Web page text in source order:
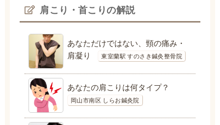
肩こり・首こりの解説
あなただけではない、頸の痛み・
肩凝り
東室蘭駅 すのさき鍼灸整骨院
あなたの肩こりは何タイプ？
岡山市南区 しらお鍼灸院